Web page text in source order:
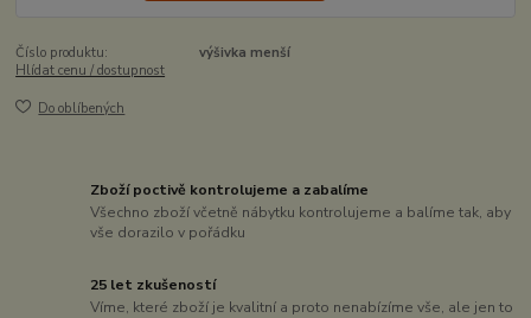
Číslo produktu:
výšivka menší
Hlídat cenu / dostupnost
Do oblíbených
Zboží poctivě kontrolujeme a zabalíme
Všechno zboží včetně nábytku kontrolujeme a balíme tak, aby
vše dorazilo v pořádku
25 let zkušeností
Víme, které zboží je kvalitní a proto nenabízíme vše, ale jen to